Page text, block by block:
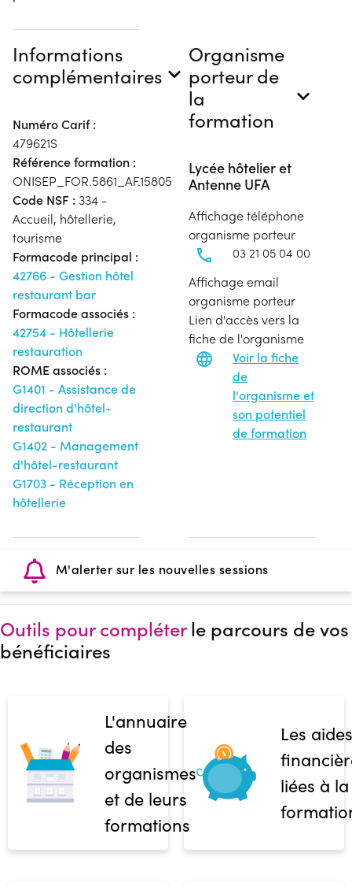
Informations
complémentaires
Numéro Carif :
479621S
Référence formation :
ONISEP_FOR.5861_AF.15805
Code NSF : 334 -
Accueil, hôtellerie,
tourisme
Formacode principal :
42766 - Gestion hôtel
restaurant bar
Formacode associés :
42754 - Hôtellerie
restauration
ROME associés :
G1401 - Assistance de
direction d'hôtel-
restaurant
G1402 - Management
d'hôtel-restaurant
G1703 - Réception en
hôtellerie
Organisme
porteur de
la
formation
Lycée hôtelier et
Antenne UFA
Affichage téléphone
organisme porteur
03 21 05 04 00
Affichage email
organisme porteur
Lien d'accès vers la
fiche de l'organisme
Voir la fiche
de
l'organisme et
son potentiel
de formation
M'alerter sur les nouvelles sessions
Outils pour compléterle parcours de vos
bénéficiaires
L'annuaire
des
organismes
et de leurs
formations
Les aides
liées à la